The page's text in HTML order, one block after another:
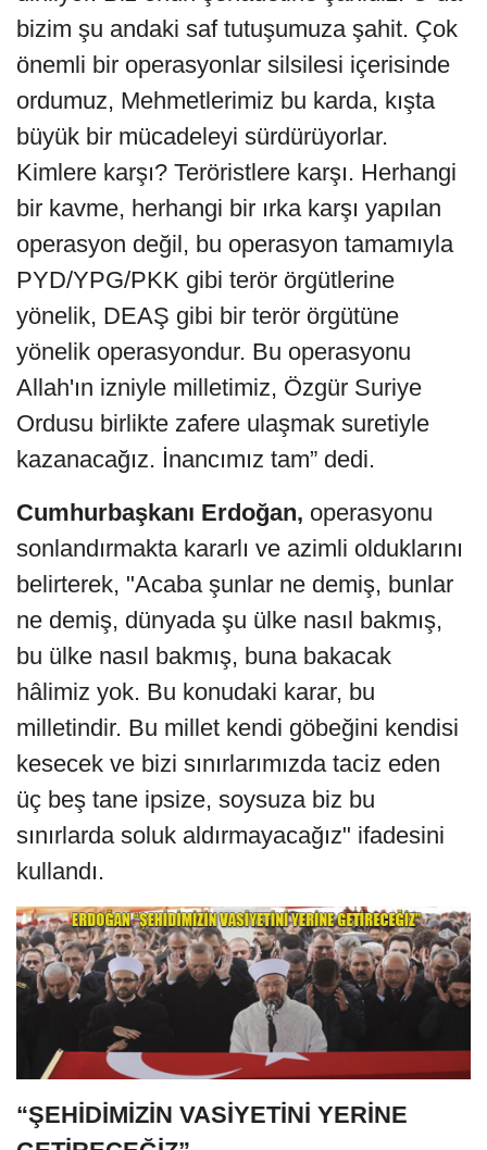
bizim şu andaki saf tutuşumuza şahit. Çok
önemli bir operasyonlar silsilesi içerisinde
ordumuz, Mehmetlerimiz bu karda, kışta
büyük bir mücadeleyi sürdürüyorlar.
Kimlere karşı? Teröristlere karşı. Herhangi
bir kavme, herhangi bir ırka karşı yapılan
operasyon değil, bu operasyon tamamıyla
PYD/YPG/PKK gibi terör örgütlerine
yönelik, DEAŞ gibi bir terör örgütüne
yönelik operasyondur. Bu operasyonu
Allah'ın izniyle milletimiz, Özgür Suriye
Ordusu birlikte zafere ulaşmak suretiyle
kazanacağız. İnancımız tam” dedi.
Cumhurbaşkanı Erdoğan, operasyonu
sonlandırmakta kararlı ve azimli olduklarını
belirterek, "Acaba şunlar ne demiş, bunlar
ne demiş, dünyada şu ülke nasıl bakmış,
bu ülke nasıl bakmış, buna bakacak
hâlimiz yok. Bu konudaki karar, bu
milletindir. Bu millet kendi göbeğini kendisi
kesecek ve bizi sınırlarımızda taciz eden
üç beş tane ipsize, soysuza biz bu
sınırlarda soluk aldırmayacağız" ifadesini
kullandı.
“ŞEHİDİMİZİN VASİYETİNİ YERİNE